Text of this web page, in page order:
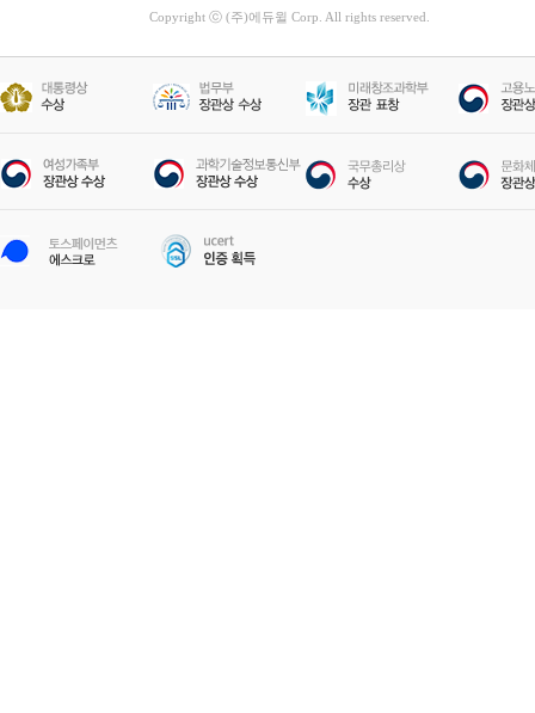
Copyright ⓒ (주)에듀윌 Corp. All rights reserved.